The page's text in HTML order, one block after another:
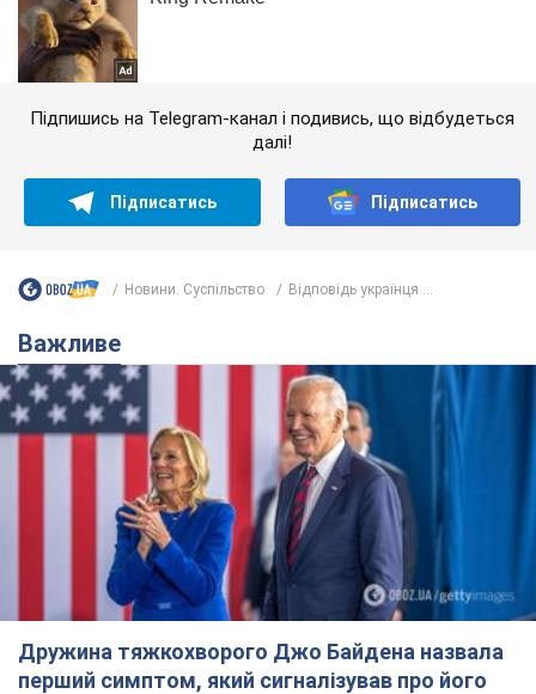
Підпишись на Telegram-канал і подивись, що відбудеться
далі!
Підписатись Підписатись
Новини. Суспільство Відповідь українця ...
Важливе
Дружина тяжкохворого Джо Байдена назвала
перший симптом, який сигналізував про його